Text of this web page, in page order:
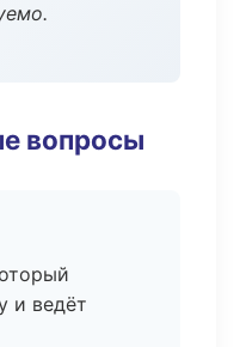
вопросы
и ведёт